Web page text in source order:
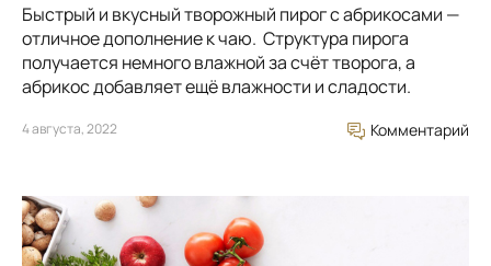
Быстрый и вкусный творожный пирог с абрикосами —
отличное дополнение к чаю. Структура пирога
получается немного влажной за счёт творога, а
абрикос добавляет ещё влажности и сладости.
4 августа, 2022 Комментарий